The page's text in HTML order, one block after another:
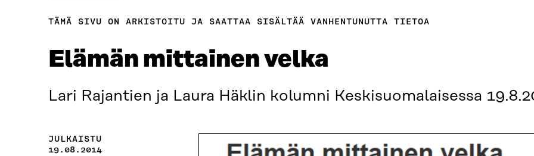
TÄMÄ SIVU ON ARKISTOITU JA SAATTAA SISÄLTÄÄ VANHENTUNUTTA TIETOA
Elämän mittainen velka
Lari Rajantien ja Laura Häklin kolumni Keskisuomalaisessa
JULKAISTU
19.08.2014